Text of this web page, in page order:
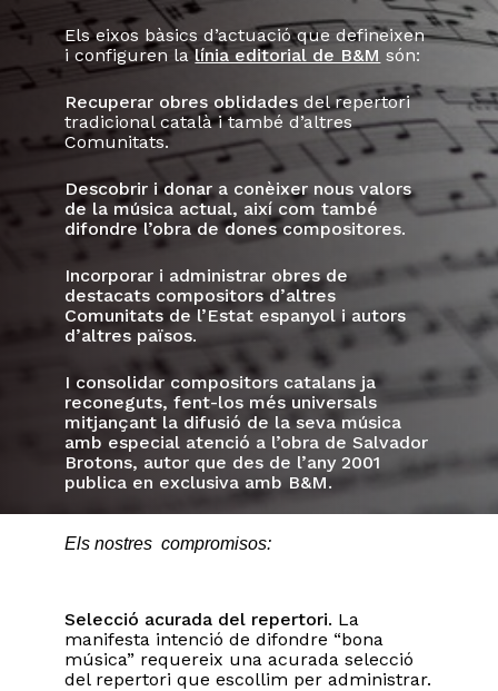
Els eixos bàsics d’actuació que defineixen
i configuren lalínia editorial de B&M són:
Recuperar obres oblidades del repertori
tradicional català i també d’altres
Comunitats.
Descobrir i donar a conèixer nous valors
de la música actual, així com també
difondre l’obra de dones compositores.
Incorporar i administrar obres de
destacats compositors d’altres
Comunitats de l’Estat espanyol i autors
d’altres països.
I consolidar compositors catalans ja
reconeguts, fent-los més universals
mitjançant la difusió de la seva música
amb especial atenció a l’obra de Salvador
Brotons, autor que des de l’any 2001
publica en exclusiva amb B&M.
Els nostres compromisos:
Selecció acurada del repertori. La
manifesta intenció de difondre “bona
música” requereix una acurada selecció
del repertori que escollim per administrar.